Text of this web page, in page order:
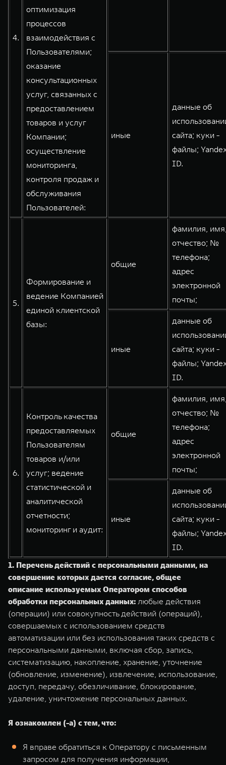
4.
оптимизация
процессов
взаимодействия с
Пользователями;
оказание
консультационных
услуг, связанных с
предоставлением
товаров и услуг
Компании;
осуществление
мониторинга,
контроля продаж и
обслуживания
Пользователей:
иные
данные об
сайта; куки -
файлы;
ID.
5.
Формирование и
ведение Компанией
единой клиентской
базы:
общие
фамилия,
отчество; №
телефона;
адрес
электронной
почты;
иные
данные об
сайта; куки -
файлы;
ID.
6.
Контроль качества
предоставляемых
Пользователям
товаров и/или
услуг; ведение
статистической и
аналитической
отчетности;
мониторинг и аудит:
общие
фамилия,
отчество; №
телефона;
адрес
электронной
почты;
иные
данные об
сайта; куки -
файлы;
ID.
1. Перечень действий с персональными данными, на
совершение которых дается согласие, общее
описание используемых Оператором способов
обработки персональных данных: любые действия
(операции) или совокупность действий (операций),
совершаемых с использованием средств
автоматизации или без использования таких средств с
персональными данными, включая сбор, запись,
систематизацию, накопление, хранение, уточнение
(обновление, изменение), извлечение, использование,
доступ, передачу, обезличивание, блокирование,
удаление, уничтожение персональных данных.
Я ознакомлен (-а) с тем, что:
Я вправе обратиться к Оператору с письменным
запросом для получения информации,